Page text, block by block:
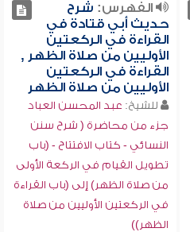
الفهرس: شرح
حديث أبي قتادة في
القراءة في الركعتين
الأوليين من صلاة الظهر ,
القراءة في الركعتين
الأوليين من صلاة الظهر
للشيخ: عبد المحسن العباد
جزء من محاضرة ( شرح سنن
النسائي - كتاب الافتتاح - (باب
تطويل القيام في الركعة الأولى
من صلاة الظهر) إلى (باب القراءة
في الركعتين الأوليين من صلاة
الظهر))